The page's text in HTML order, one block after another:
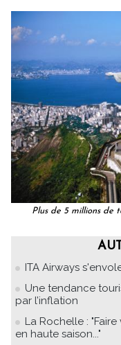
Plus de 5 millions de
ITA Airways
Une tendance
par l’inflation
La Rochelle :
en haute saison..."